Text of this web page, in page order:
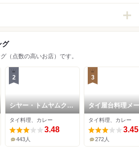
グ
（点数の高いお店）です。
2
シヤー・トムヤムク
ン・ポーチャナー
タイ料理、カレー
3.48
443人
3
タイ屋台料理メ
タイ料理、カレー
3.45
272人